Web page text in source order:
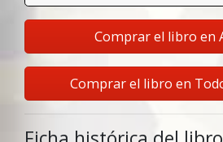
Comprar el libro en
Comprar el libro en